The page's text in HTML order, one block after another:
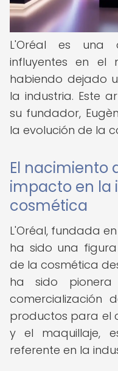
L'Oréal es una
influyentes en el
habiendo dejado
la industria. Este
su fundador,
la evolución de la
El nacimiento
impacto en la
cosmética
L'Oréal, fundada
ha sido una
de la cosmética
ha sido
comercialización
productos para el
y el maquillaje,
referente en la